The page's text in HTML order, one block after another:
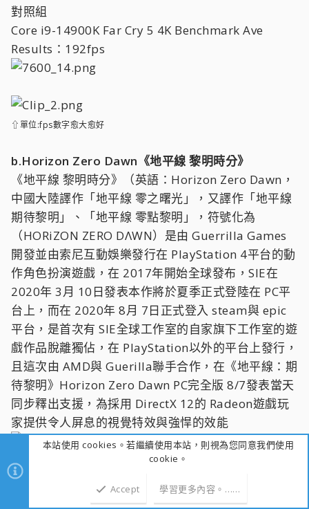
對照組
Core i9-14900K Far Cry 5 4K Benchmark Ave
Results：192fps
⇧單位:fps數字愈大愈好
b.Horizon Zero Dawn《地平線 黎明時分》
《地平線 黎明時分》（英語：Horizon Zero Dawn，
中國大陸譯作「地平線 零之曙光」，又譯作「地平線
期待黎明」、「地平線 零點黎明」，符號化為
（HORiZON ZERO DΛWN）是由 Guerrilla Games
開發並由索尼互動娛樂發行在 PlayStation 4平台的動
作角色扮演遊戲，在 2017年開始全球發布，SIE在
2020年 3月 10日發表本作將於夏季正式登陸在 PC平
台上，而在 2020年 8月 7日正式登入 steam與 epic
平台，是首次有 SIE全球工作室的自家旗下工作室的遊
戲作品脫離獨佔，在 PlayStation以外的平台上發行，
且這次由 AMD與 Guerilla聯手合作，在《地平線：期
待黎明》Horizon Zero Dawn PC完全版 8/7發表當天
同步釋出支援，為採用 DirectX 12的 Radeon遊戲玩
家提供令人屏息的視覺特效與強悍的效能
setting
本站使用 cookies。若繼續使用本站，則視為您同意我們使用
cookie。
Accept 學習更多內容。……